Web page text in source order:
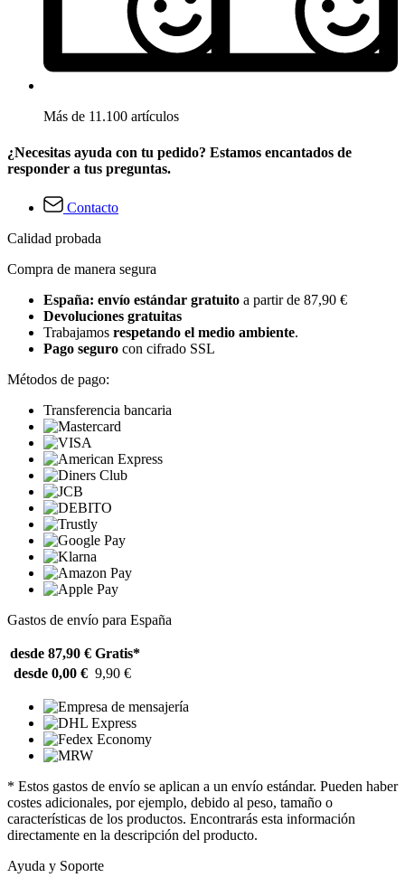
Más de 11.100 artículos
¿Necesitas ayuda con tu pedido? Estamos encantados de
responder a tus preguntas.
Contacto
Calidad probada
Compra de manera segura
España: envío estándar gratuito a partir de 87,90 €
Devoluciones gratuitas
Trabajamos respetando el medio ambiente.
Pago seguro con cifrado SSL
Métodos de pago:
Transferencia bancaria
Gastos de envío para España
desde 87,90 € Gratis*
desde 0,00 € 9,90 €
* Estos gastos de envío se aplican a un envío estándar. Pueden haber
costes adicionales, por ejemplo, debido al peso, tamaño o
características de los productos. Encontrarás esta información
directamente en la descripción del producto.
Ayuda y Soporte